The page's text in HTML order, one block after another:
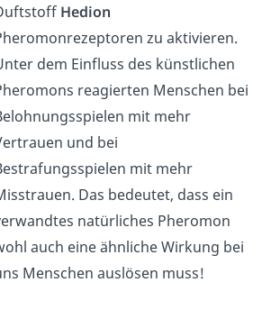
Hedion
zu aktivieren.
dem Einfluss des künstlichen
reagierten Menschen bei
mit mehr
und bei
mit mehr
Das bedeutet, dass ein
natürliches Pheromon
auch eine ähnliche Wirkung bei
Menschen auslösen muss!